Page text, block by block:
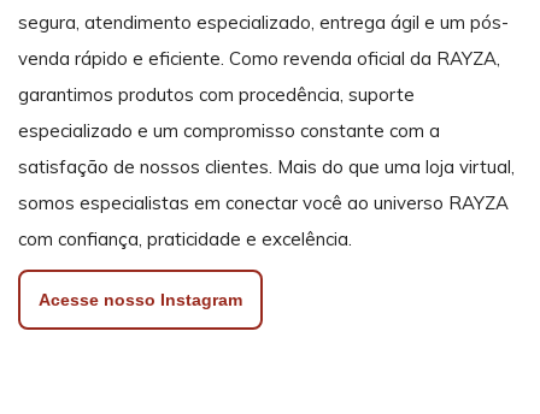
segura, atendimento especializado, entrega ágil e um pós-
venda rápido e eficiente. Como revenda oficial da RAYZA,
garantimos produtos com procedência, suporte
especializado e um compromisso constante com a
satisfação de nossos clientes. Mais do que uma loja virtual,
somos especialistas em conectar você ao universo RAYZA
com confiança, praticidade e excelência.
Acesse nosso Instagram